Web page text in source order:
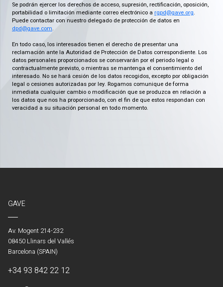
Se podrán ejercer los derechos de acceso, supresión, rectificación, oposición,
portabilidad o limitación mediante correo electrónico a rgpd@gave.org.
Puede contactar con nuestro delegado de protección de datos en
dpd@gave.com.
En todo caso, los interesados tienen el derecho de presentar una
reclamación ante la Autoridad de Protección de Datos correspondiente. Los
datos personales proporcionados se conservarán por el periodo legal o
contractualmente previsto, o mientras se mantenga el consentimiento del
interesado. No se hará cesión de los datos recogidos, excepto por obligación
legal o cesiones autorizadas por ley. Rogamos comunique de forma
inmediata cualquier cambio o modificación que se produzca en relación a
los datos que nos ha proporcionado, con el fin de que estos respondan con
veracidad a su situación personal en todo momento.
GAVE
Av. Mogent 214-232
08450 Llinars del Vallés
Barcelona (SPAIN)
+34 93 842 22 12